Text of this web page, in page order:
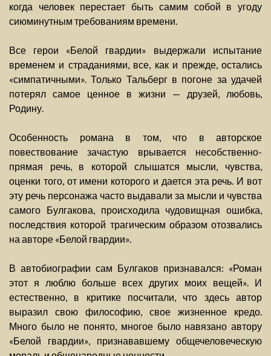
когда человек перестает быть самим собой в угоду
сиюминутным требованиям времени.
Все герои «Белой гвардии» выдержали испытание
временем и страданиями, все, как и прежде, остались
«симпатичными». Только Тальберг в погоне за удачей
потерял самое ценное в жизни — друзей, любовь,
Родину.
Особенность романа в том, что в авторское
повествование зачастую врывается несобственно-
прямая речь, в которой слышатся мысли, чувства,
оценки того, от имени которого и дается эта речь. И вот
эту речь персонажа часто выдавали за мысли и чувства
самого Булгакова, происходила чудовищная ошибка,
последствия которой трагическим образом отозвались
на авторе «Белой гвардии».
В автобиографии сам Булгаков признавался: «Роман
этот я люблю больше всех других моих вещей». И
естественно, в критике посчитали, что здесь автор
выразил свою философию, свое жизненное кредо.
Много было не понято, многое было навязано автору
«Белой гвардии», признававшему общечеловеческую